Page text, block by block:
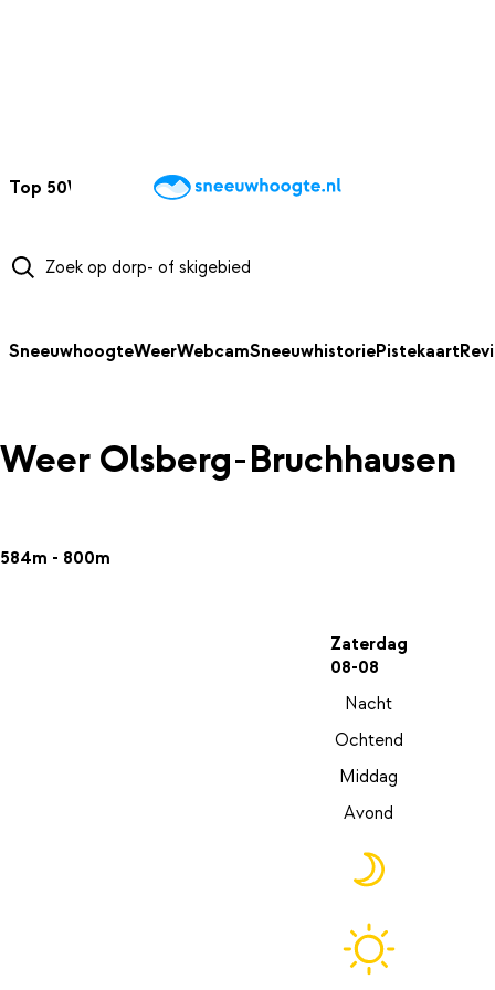
Top 50Webcams WintersportweerKaarten
SneeuwhoogteWeerWebcamSneeuwhistoriePistekaart
Weer Olsberg-Bruchhausen
584m - 800m
Zaterdag
08-08
Nacht
Ochtend
Middag
Avond